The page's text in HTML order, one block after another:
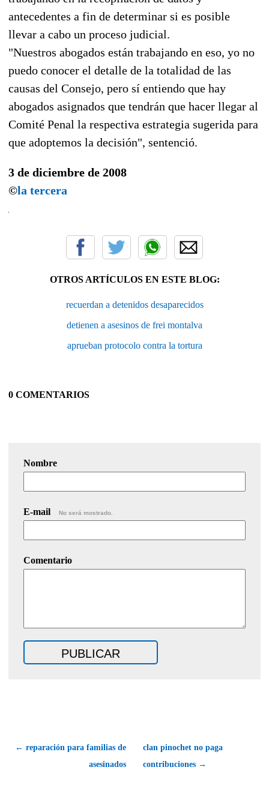
antecedentes a fin de determinar si es posible
llevar a cabo un proceso judicial.
"Nuestros abogados están trabajando en eso, yo no
puedo conocer el detalle de la totalidad de las
causas del Consejo, pero sí entiendo que hay
abogados asignados que tendrán que hacer llegar al
Comité Penal la respectiva estrategia sugerida para
que adoptemos la decisión", sentenció.
3 de diciembre de 2008
©la tercera
OTROS ARTÍCULOS EN ESTE BLOG:
recuerdan a detenidos desaparecidos
detienen a asesinos de frei montalva
aprueban protocolo contra la tortura
0 COMENTARIOS
Nombre
E-mail No será mostrado.
Comentario
← reparación para familias de
asesinados
clan pinochet no paga
contribuciones →